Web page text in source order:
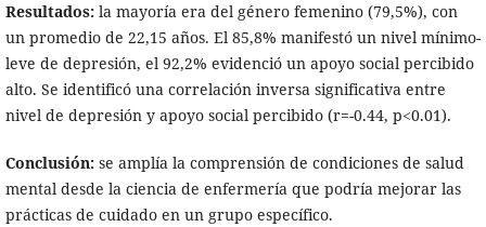
Resultados:la mayoría era del género femenino (79,5%), con
un promedio de 22,15 años. El 85,8% manifestó un nivel mínimo-
leve de depresión, el 92,2% evidenció un apoyo social percibido
alto. Se identificó una correlación inversa significativa entre
nivel de depresión y apoyo social percibido (r=-0.44, p<0.01).
Conclusión:se amplía la comprensión de condiciones de salud
mental desde la ciencia de enfermería que podría mejorar las
prácticas de cuidado en un grupo específico.